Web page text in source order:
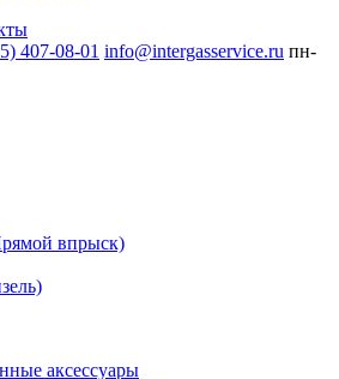
407-08-01 info@intergasservice.ru пн-
впрыск)
аксессуары